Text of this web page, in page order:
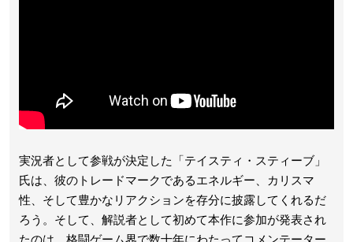
実況者として参戦が決定した「テイスティ・スティーブ」
氏は、彼のトレードマークであるエネルギー、カリスマ
性、そして豊かなリアクションを存分に披露してくれるだ
ろう。そして、解説者として初めて本作に参加が発表され
たのは、格闘ゲーム界で数十年にわたってコメンテーター